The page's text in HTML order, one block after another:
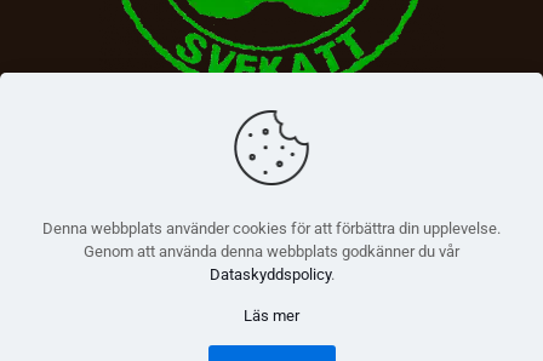
Denna webbplats använder cookies för att förbättra din upplevelse.
Genom att använda denna webbplats godkänner du vår
Dataskyddspolicy.
Läs mer